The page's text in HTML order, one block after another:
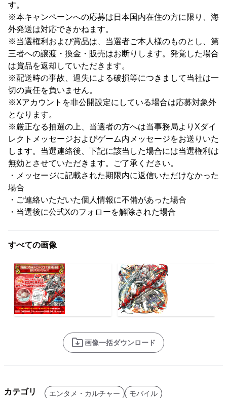
す。
※本キャンペーンへの応募は日本国内在住の方に限り、海
外発送は対応できかねます。
※当選権利および賞品は、当選者ご本人様のものとし、第
三者への譲渡・換金・販売はお断りします。発覚した場合
は賞品を返却していただきます。
※配送時の事故、過失による破損等につきまして当社は一
切の責任を負いません。
※Xアカウントを非公開設定にしている場合は応募対象外
となります。
※厳正なる抽選の上、当選者の方へは当事務局よりXダイ
レクトメッセージおよびゲーム内メッセージをお送りいた
します。当選連絡後、下記に該当した場合には当選権利は
無効とさせていただきます。ご了承ください。
・メッセージに記載された期限内に返信いただけなかった
場合
・ご連絡いただいた個人情報に不備があった場合
・当選後に公式Xのフォローを解除された場合
すべての画像
画像一括ダウンロード
カテゴリ エンタメ・カルチャー モバイル